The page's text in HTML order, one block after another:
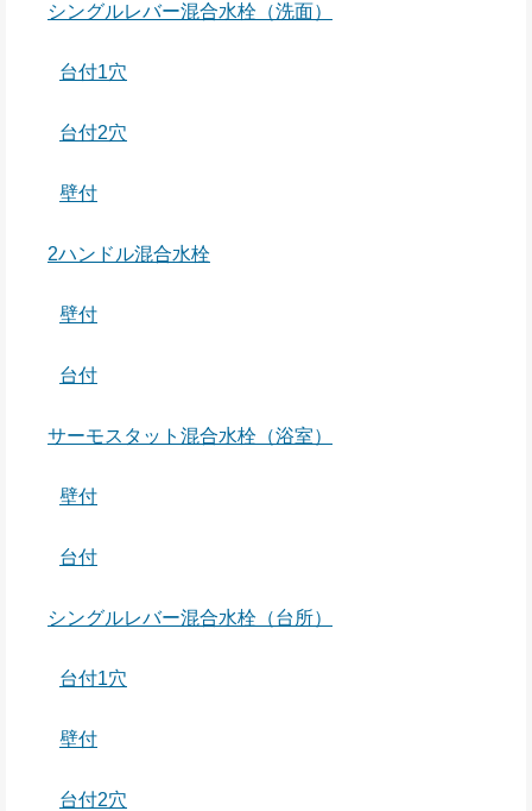
シングルレバー混合水栓（洗面）
台付1穴
台付2穴
壁付
2ハンドル混合水栓
壁付
台付
サーモスタット混合水栓（浴室）
壁付
台付
シングルレバー混合水栓（台所）
台付1穴
壁付
台付2穴